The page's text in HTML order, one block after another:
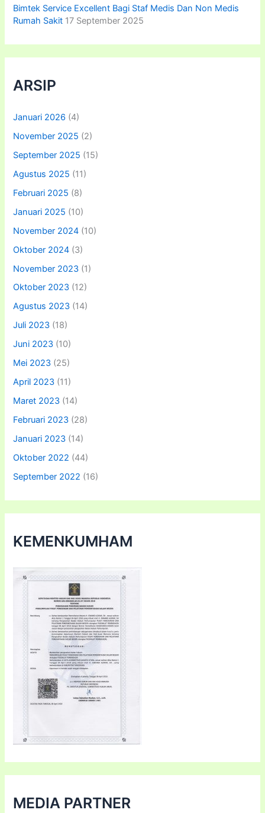
Bimtek Service Excellent Bagi Staf Medis Dan Non Medis
Rumah Sakit 17 September 2025
ARSIP
Januari 2026 (4)
November 2025 (2)
September 2025 (15)
Agustus 2025 (11)
Februari 2025 (8)
Januari 2025 (10)
November 2024 (10)
Oktober 2024 (3)
November 2023 (1)
Oktober 2023 (12)
Agustus 2023 (14)
Juli 2023 (18)
Juni 2023 (10)
Mei 2023 (25)
April 2023 (11)
Maret 2023 (14)
Februari 2023 (28)
Januari 2023 (14)
Oktober 2022 (44)
September 2022 (16)
KEMENKUMHAM
MEDIA PARTNER